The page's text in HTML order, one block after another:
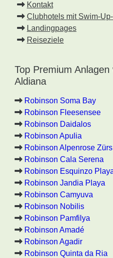
Kontakt
Clubhotels mit Swim-
Landingpages
Reiseziele
Top Premium
Aldiana
Robinson Soma Bay
Robinson Fleesensee
Robinson Daidalos
Robinson Apulia
Robinson Alpenrose Zürs
Robinson Cala Serena
Robinson Esquinzo
Robinson Jandia Playa
Robinson Camyuva
Robinson Nobilis
Robinson Pamfilya
Robinson Amadé
Robinson Agadir
Robinson Quinta da Ria